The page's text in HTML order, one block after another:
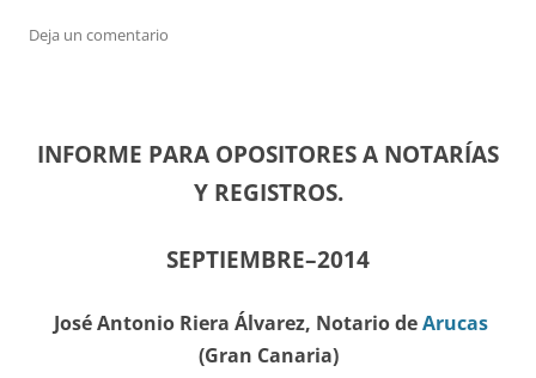
Deja un comentario
INFORME PARA OPOSITORES A NOTARÍAS
Y REGISTROS.
SEPTIEMBRE–2014
José Antonio Riera Álvarez, Notario deArucas
(Gran Canaria)